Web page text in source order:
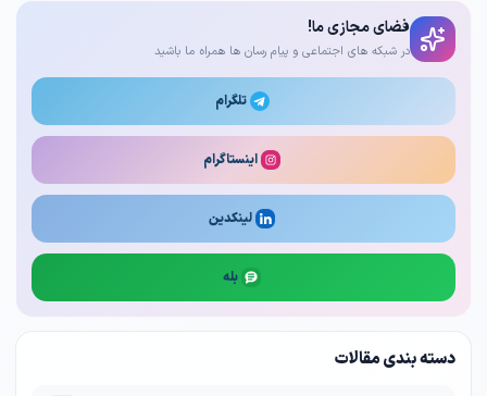
فضای مجازی ما!
در شبکه های اجتماعی و پیام رسان ها همراه ما باشید
تلگرام
اینستاگرام
لینکدین
بله
دسته بندی مقالات